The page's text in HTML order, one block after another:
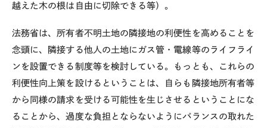
越えた木の根は自由に切除できる等）。
法務省は、所有者不明土地の隣接地の利便性を高めることを
念頭に、隣接する他人の土地にガス管・電線等のライフライ
ンを設置できる制度等を検討している。もっとも、これらの
利便性向上策を設けるということは、自らも隣接地所有者等
から同様の請求を受ける可能性を生じさせるということにな
ることから、過度な負担とならないようにバランスの取れた